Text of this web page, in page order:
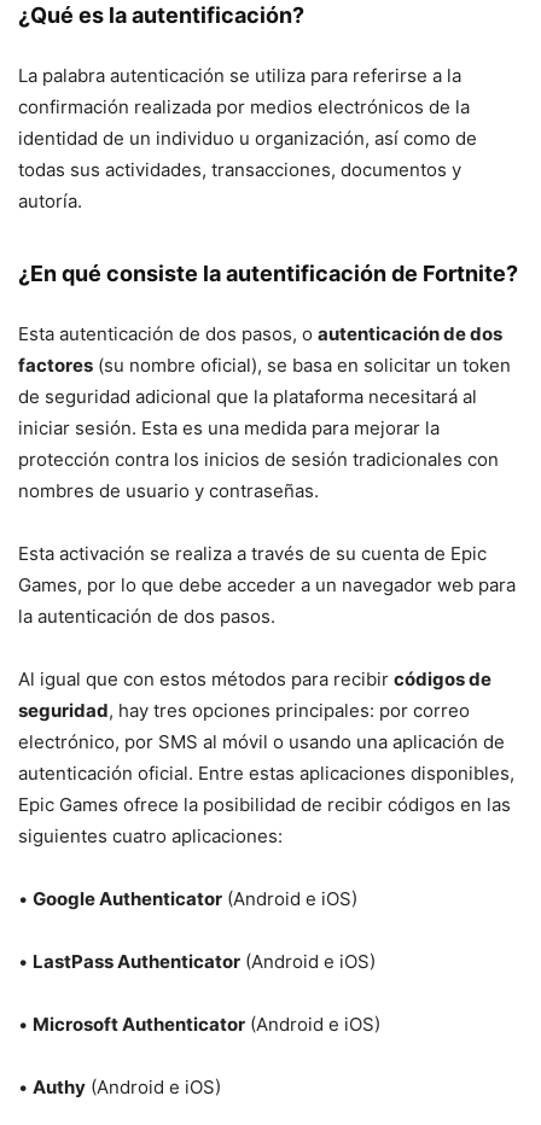
¿Qué es la autentificación?
La palabra autenticación se utiliza para referirse a la
confirmación realizada por medios electrónicos de la
identidad de un individuo u organización, así como de
todas sus actividades, transacciones, documentos y
autoría.
¿En qué consiste la autentificación de Fortnite?
Esta autenticación de dos pasos, o autenticación de dos
factores (su nombre oficial), se basa en solicitar un token
de seguridad adicional que la plataforma necesitará al
iniciar sesión. Esta es una medida para mejorar la
protección contra los inicios de sesión tradicionales con
nombres de usuario y contraseñas.
Esta activación se realiza a través de su cuenta de Epic
Games, por lo que debe acceder a un navegador web para
la autenticación de dos pasos.
Al igual que con estos métodos para recibir códigos de
seguridad, hay tres opciones principales: por correo
electrónico, por SMS al móvil o usando una aplicación de
autenticación oficial. Entre estas aplicaciones disponibles,
Epic Games ofrece la posibilidad de recibir códigos en las
siguientes cuatro aplicaciones:
• Google Authenticator (Android e iOS)
• LastPass Authenticator (Android e iOS)
• Microsoft Authenticator (Android e iOS)
• Authy (Android e iOS)